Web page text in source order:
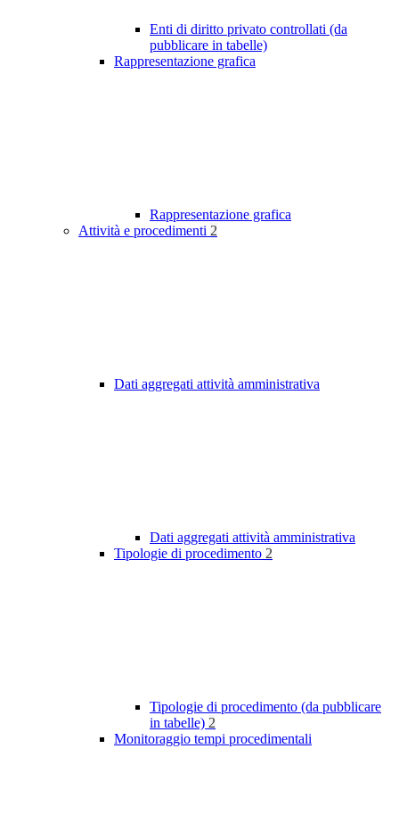
Enti di diritto privato controllati (da
pubblicare in tabelle)
Rappresentazione grafica
Rappresentazione grafica
Attività e procedimenti 2
Dati aggregati attività amministrativa
Dati aggregati attività amministrativa
Tipologie di procedimento 2
Tipologie di procedimento (da pubblicare
in tabelle) 2
Monitoraggio tempi procedimentali